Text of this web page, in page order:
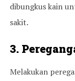
dibungkus kain
sakit.
3.
Melakukan